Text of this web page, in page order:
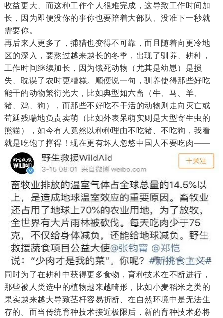
收益更大、而这种工作个人很难完成，这导致工作时间加
长，因为即便没你的事你也要陪着大部队、没准下一秒就
需要你。
再后来人更多了，捕猎也变得不可靠，而且随着向更冷地
区的深入，要熬过越来越长的冬季，出现了驯养、耕种，
工作时间继续加长，因为饿死动物（尤其是幼崽）是损
失、耽误了农时更糟糕。顺便说一句，驯养使得那些好吃
能干的动物繁衍光大，比如典型如六畜（牛、马、羊、
猪、鸡、狗），而那些不好吃不干活的动物则走向灭亡或
苟延残喘地负责卖萌（比如外表呆萌实则是大型寄生虫的
熊猫），如今有人竟然以种种理由不吃猪、不吃狗，我看
就是吃饱了撑得！现在更有坏人忽悠中国人不要吃肉——
同时为了在耕种中获得更多食物，育种技术在不断进行，
那些被人类选中的植物越来越畸形，比如小麦稻米之类的
果实越来越大导致茎杆容易折断、在自然环境中是无法生
存的。而当传统育种技术接近极限后，新的育种技术必将